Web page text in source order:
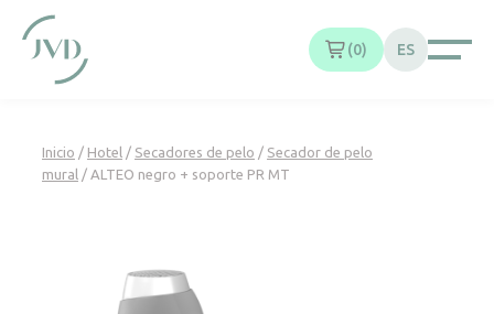
0 ES
Inicio / Hotel / Secadores de pelo / Secador de pelo
mural / ALTEO negro + soporte PR MT
Panel de gestión de cookies